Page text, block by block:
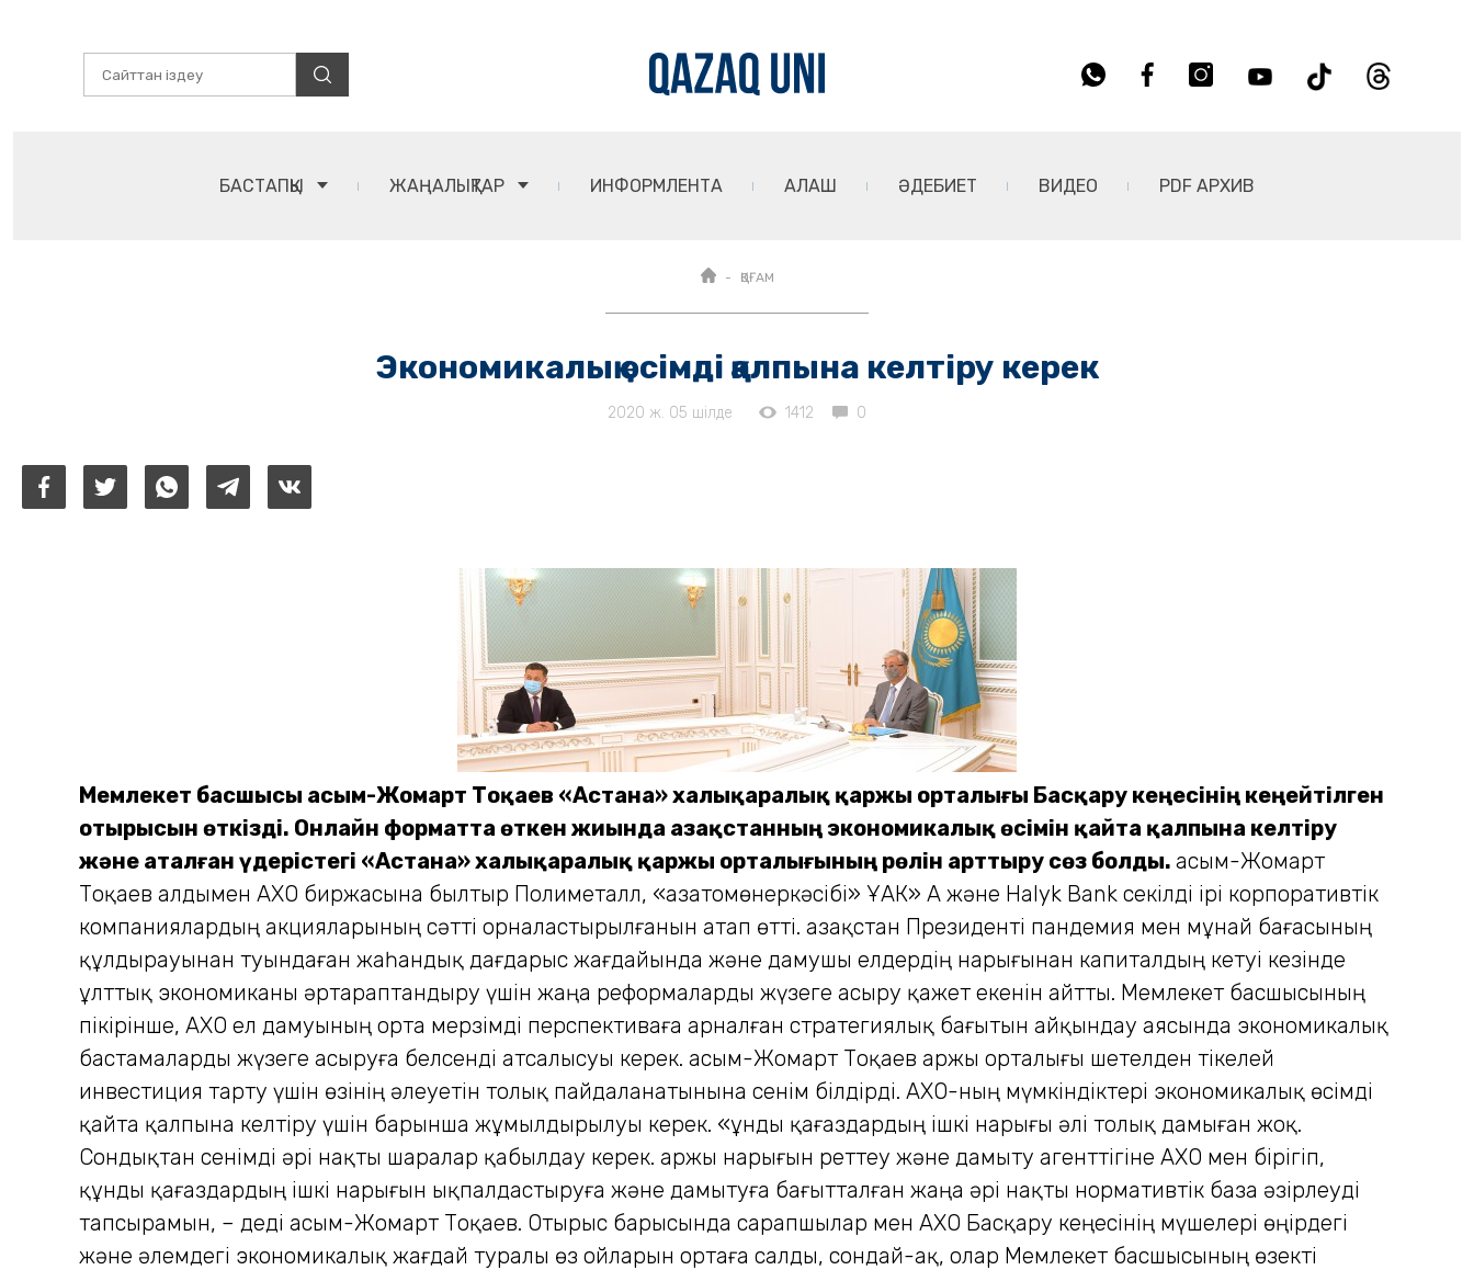
БАСТАПҚЫ ЖАҢАЛЫҚТАР ИНФОРМЛЕНТА АЛАШ ӘДЕБИЕТ ВИДЕО PDF АРХИВ
ҚОҒАМ
Экономикалық өсімді қалпына келтіру керек
2020 ж. 05 шілде 1412 0
Мемлекет басшысы Қасым-Жомарт Тоқаев «Астана» халықаралық қаржы орталығы Басқару кеңесінің кеңейтілген
отырысын өткізді. Онлайн форматта өткен жиында Қазақстанның экономикалық өсімін қайта қалпына келтіру
және аталған үдерістегі «Астана» халықаралық қаржы орталығының рөлін арттыру сөз болды. Қасым-Жомарт
Тоқаев алдымен АХҚО биржасына былтыр Полиметалл, «Қазатомөнеркәсібі» ҰАК» АҚ және Halyk Bank секілді ірі корпоративтік
компаниялардың акцияларының сәтті орналастырылғанын атап өтті. Қазақстан Президенті пандемия мен мұнай бағасының
құлдырауынан туындаған жаһандық дағдарыс жағдайында және дамушы елдердің нарығынан капиталдың кетуі кезінде
ұлттық экономиканы әртараптандыру үшін жаңа реформаларды жүзеге асыру қажет екенін айтты. Мемлекет басшысының
пікірінше, АХҚО ел дамуының орта мерзімді перспективаға арналған стратегиялық бағытын айқындау аясында экономикалық
бастамаларды жүзеге асыруға белсенді атсалысуы керек. Қасым-Жомарт Тоқаев Қаржы орталығы шетелден тікелей
инвестиция тарту үшін өзінің әлеуетін толық пайдаланатынына сенім білдірді. АХҚО-ның мүмкіндіктері экономикалық өсімді
қайта қалпына келтіру үшін барынша жұмылдырылуы керек. «Құнды қағаздардың ішкі нарығы әлі толық дамыған жоқ.
Сондықтан сенімді әрі нақты шаралар қабылдау керек. Қаржы нарығын реттеу және дамыту агенттігіне АХҚО мен бірігіп,
құнды қағаздардың ішкі нарығын ықпалдастыруға және дамытуға бағытталған жаңа әрі нақты нормативтік база әзірлеуді
тапсырамын, – деді Қасым-Жомарт Тоқаев. Отырыс барысында сарапшылар мен АХҚО Басқару кеңесінің мүшелері өңірдегі
және әлемдегі экономикалық жағдай туралы өз ойларын ортаға салды, сондай-ақ, олар Мемлекет басшысының өзекті